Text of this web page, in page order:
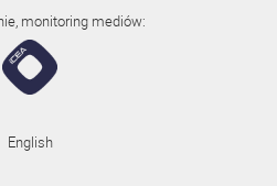
monitoring mediów:
English